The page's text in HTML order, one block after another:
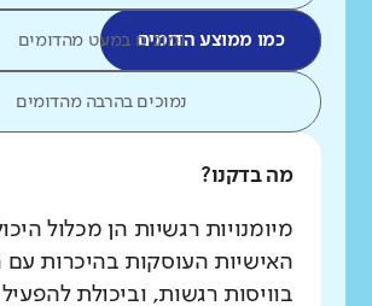
כמו ממוצע הדומיםנמוכים במעט מהדומים
נמוכים בהרבה מהדומים
מה בדקנו?
מיומנויות רגשיות הן מכלול
האישיות העוסקות בהיכרות עם
בוויסות רגשות, וביכולת להפעיל